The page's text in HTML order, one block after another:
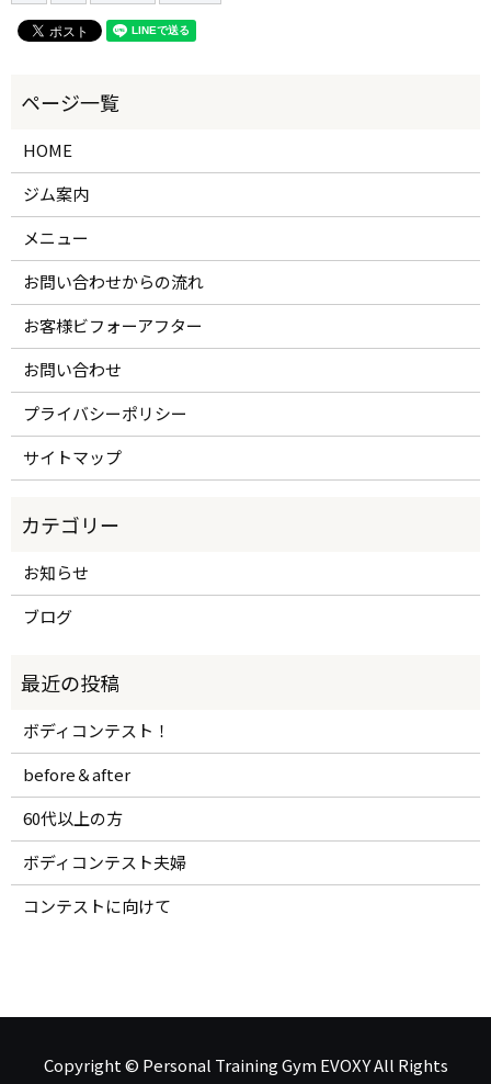
HOME
ジム案内
メニュー
お問い合わせからの流れ
お客様ビフォーアフター
お問い合わせ
プライバシーポリシー
サイトマップ
お知らせ
ブログ
ボディコンテスト！
before＆after
60代以上の方
ボディコンテスト夫婦
コンテストに向けて
Copyright © Personal Training Gym EVOXY All Rights